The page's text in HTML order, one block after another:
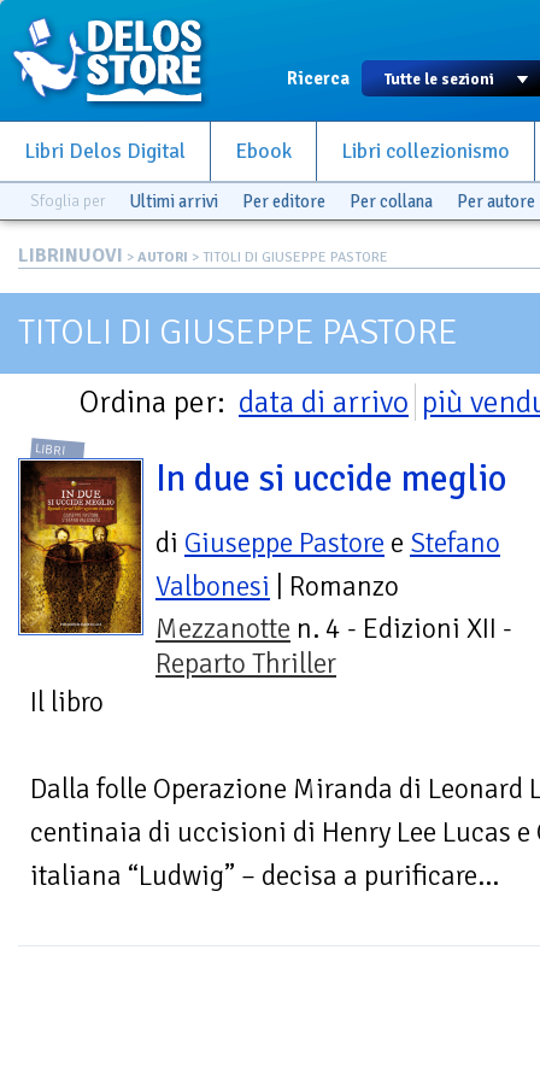
Ricerca
Libri Delos Digital Ebook Libri collezionismo
Sfoglia per Ultimi arrivi Per editore Per collana Per autore
LIBRINUOVI > AUTORI > TITOLI DI GIUSEPPE PASTORE
TITOLI DI GIUSEPPE PASTORE
Ordina per: data di arrivo più
LIBRI
In due si uccide meglio
di Giuseppe Pastore e Stefano
Valbonesi | Romanzo
Mezzanotte n. 4 - Edizioni XII -
Reparto Thriller
Il libro
Dalla folle Operazione Miranda di Leonard
centinaia di uccisioni di Henry Lee Lucas e
italiana “Ludwig” – decisa a purificare...